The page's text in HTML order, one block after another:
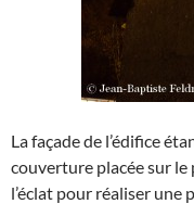
La façade de l’édifice
couverture placée sur le
l’éclat pour réaliser une